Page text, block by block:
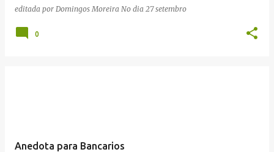
editada por Domingos Moreira No dia 27 setembro
0
Anedota para Bancarios